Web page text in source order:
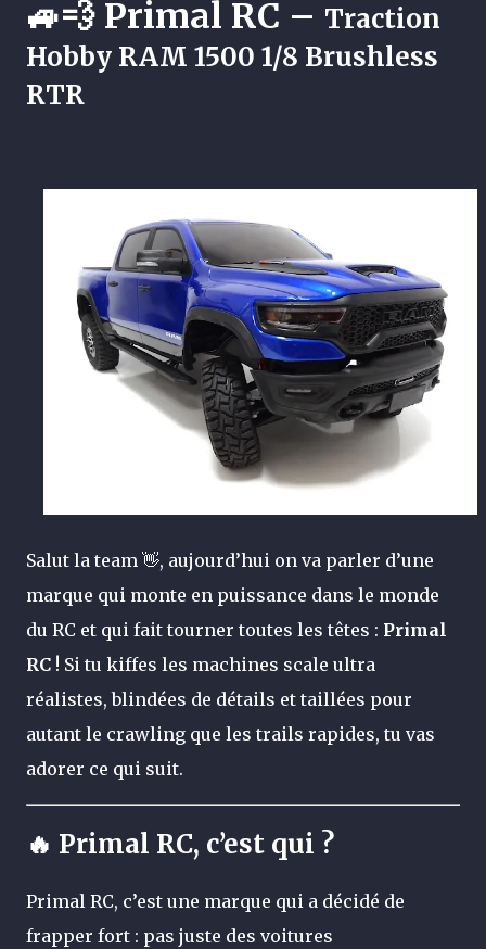
🚙💨 Primal RC – Traction
Hobby RAM 1500 1/8 Brushless
RTR
Salut la team 👋, aujourd’hui on va parler d’une
marque qui monte en puissance dans le monde
du RC et qui fait tourner toutes les têtes : Primal
RC ! Si tu kiffes les machines scale ultra
réalistes, blindées de détails et taillées pour
autant le crawling que les trails rapides, tu vas
adorer ce qui suit.
🔥 Primal RC, c’est qui ?
Primal RC, c’est une marque qui a décidé de
frapper fort : pas juste des voitures